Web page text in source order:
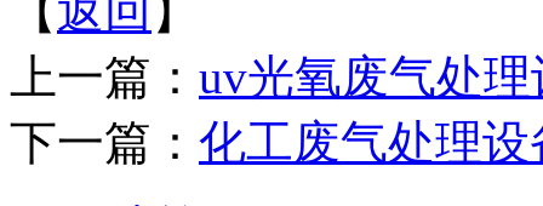
【返回 】
上一篇： uv光氧废气处
下一篇： 化工废气处理